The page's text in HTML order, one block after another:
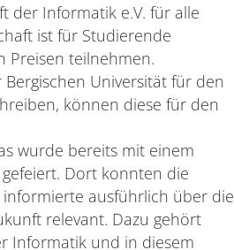
der Informatik e.V. für alle
ist für Studierende
Preisen teilnehmen.
Universität für den
können diese für den
wurde bereits mit einem
Dort konnten die
ausführlich über die
relevant. Dazu gehört
Informatik und in diesem